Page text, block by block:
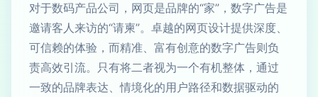
对于数码产品公司，网页是品牌的“家”，数字广告是
邀请客人来访的“请柬”。卓越的网页设计提供深度、
可信赖的体验，而精准、富有创意的数字广告则负
责高效引流。只有将二者视为一个有机整体，通过
一致的品牌表达、情境化的用户路径和数据驱动的